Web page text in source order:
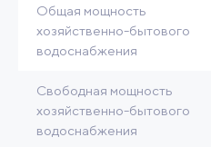
Общая мощность
хозяйственно-бытового
водоснабжения
Свободная мощность
хозяйственно-бытового
водоснабжения